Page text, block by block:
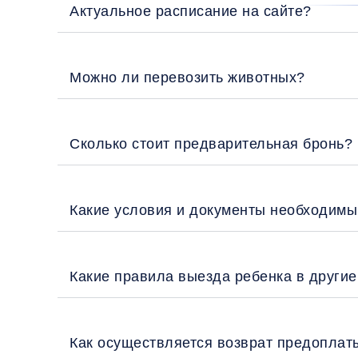
Актуальное расписание на сайте?
Можно ли перевозить животных?
Сколько стоит предварительная бронь?
Какие условия и документы
Какие правила выезда ребенка в
Как осуществляется возврат